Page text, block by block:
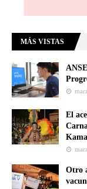
MÁS VISTAS
El
Otro